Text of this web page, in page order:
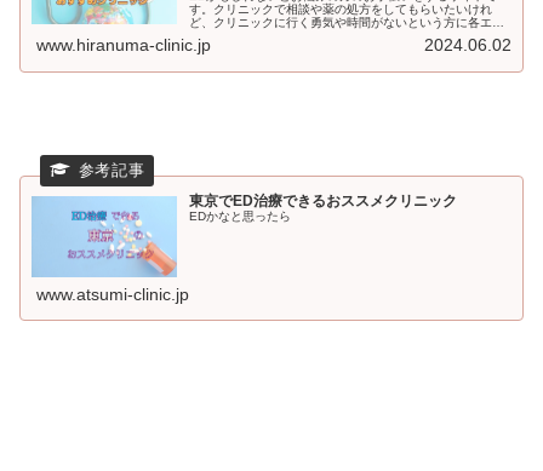
す。クリニックで相談や薬の処方をしてもらいたいけれ
ど、クリニックに行く勇気や時間がないという方に各エリ
ある方はオンラインクリニックもおススメしています。
www.hiranuma-clinic.jp 2024.06.02
東京でED治療できるおススメクリニック
EDかなと思ったら
www.atsumi-clinic.jp